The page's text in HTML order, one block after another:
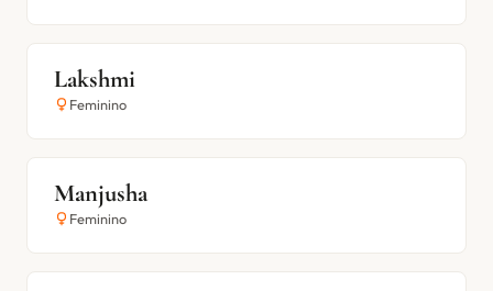
Lakshmi
Feminino
Manjusha
Feminino